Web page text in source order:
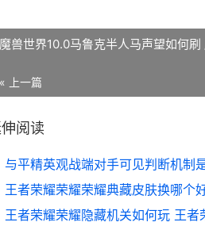
魔兽世界10.0马鲁克半人马声望如何刷
« 上一篇
阅读